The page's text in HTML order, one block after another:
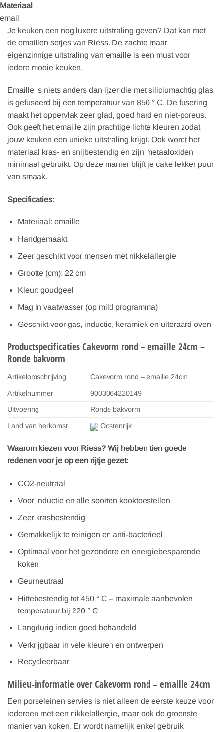
Materiaal
email
Je keuken een nog luxere uitstraling geven? Dat kan met
de emaillen setjes van Riess. De zachte maar
eigenzinnige uitstraling van emaille is een must voor
iedere mooie keuken.
Emaille is niets anders dan ijzer die met siliciumachtig glas
is gefuseerd bij een temperatuur van 850 ° C. De fusering
maakt het oppervlak zeer glad, goed hard en niet-poreus.
Ook geeft het emaille zijn prachtige lichte kleuren zodat
jouw keuken een unieke uitstraling krijgt. Ook wordt het
materiaal kras- en snijbestendig en zijn metaaloxiden
minimaal gebruikt. Op deze manier blijft je cake lekker puur
van smaak.
Specificaties:
Materiaal: emaille
Handgemaakt
Zeer geschikt voor mensen met nikkelallergie
Grootte (cm): 22 cm
Kleur: goudgeel
Mag in vaatwasser (op mild programma)
Geschikt voor gas, inductie, keramiek en uiteraard oven
Productspecificaties Cakevorm rond – emaille 24cm –
Ronde bakvorm
Artikelomschrijving Cakevorm rond – emaille 24cm
Artikelnummer 9003064220149
Uitvoering Ronde bakvorm
Land van herkomst Oostenrijk
Waarom kiezen voor Riess? Wij hebben tien goede
redenen voor je op een rijtje gezet:
CO2-neutraal
Voor Inductie en alle soorten kooktoestellen
Zeer krasbestendig
Gemakkelijk te reinigen en anti-bacterieel
Optimaal voor het gezondere en energiebesparende
koken
Geurneutraal
Hittebestendig tot 450 ° C – maximale aanbevolen
temperatuur bij 220 ° C
Langdurig indien goed behandeld
Verkrijgbaar in vele kleuren en ontwerpen
Recycleerbaar
Milieu-informatie over Cakevorm rond – emaille 24cm
Een porseleinen servies is niet alleen de eerste keuze voor
iedereen met een nikkelallergie, maar ook de groenste
manier van koken. Er wordt namelijk enkel gebruik